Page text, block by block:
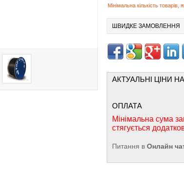
Мінімальна кількість
ШВИДКЕ ЗАМОВЛЕННЯ
АКТУАЛЬНІ ЦІНИ
ОПЛАТА
Мінімальна сума
стягується
Питання в Онлайн